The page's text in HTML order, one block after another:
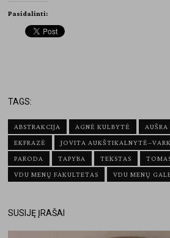
Pasidalinti:
TAGS:
ABSTRAKCIJA AGNĖ KULBYTĖ
EKFRAZĖ
JOVITA
PARODA
TAPYBA TEKSTAS
VDU MENŲ FAKULTETAS
VDU MENŲ
SUSIJĘ ĮRAŠAI